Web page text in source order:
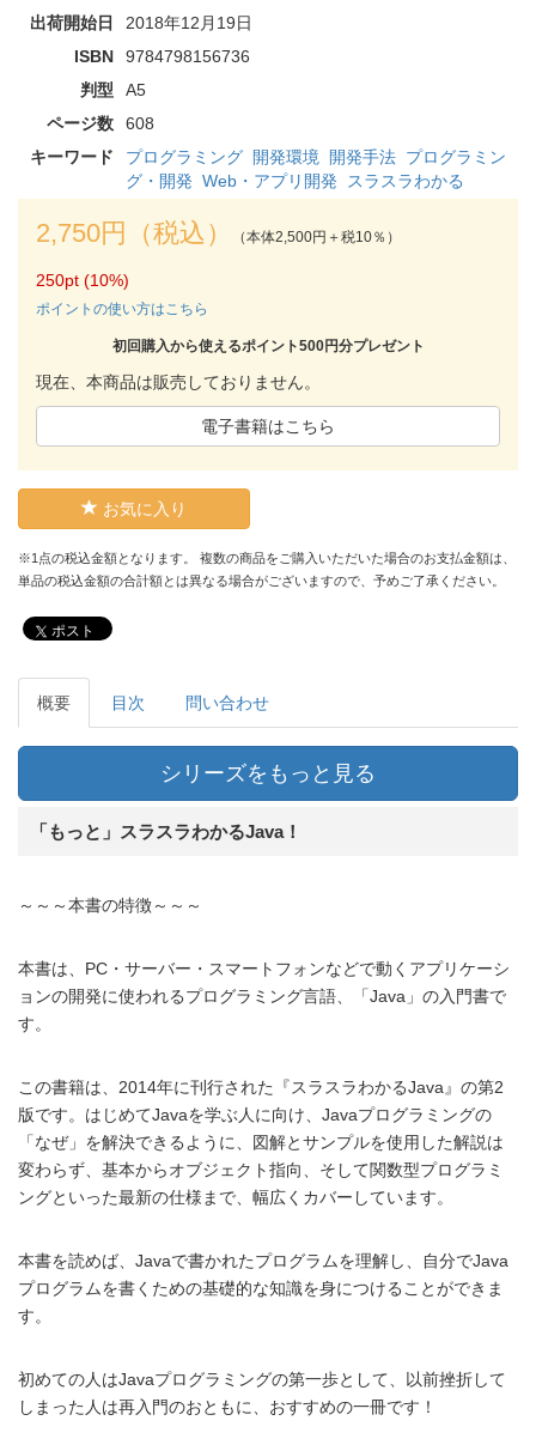
出荷開始日
2018年12月19日
ISBN
9784798156736
判型
A5
ページ数
608
キーワード
プログラミング 開発環境 開発手法 プログラミン
グ・開発 Web・アプリ開発 スラスラわかる
2,750円（税込） （本体2,500円＋税10％）
250pt (10%)
ポイントの使い方はこちら
初回購入から使えるポイント500円分プレゼント
現在、本商品は販売しておりません。
電子書籍はこちら
お気に入り
※1点の税込金額となります。 複数の商品をご購入いただいた場合のお支払金額は、
単品の税込金額の合計額とは異なる場合がございますので、予めご了承ください。
ポスト
概要 目次 問い合わせ
シリーズをもっと見る
「もっと」スラスラわかるJava！
～～～本書の特徴～～～
本書は、PC・サーバー・スマートフォンなどで動くアプリケーシ
ョンの開発に使われるプログラミング言語、「Java」の入門書で
す。
この書籍は、2014年に刊行された『スラスラわかるJava』の第2
版です。はじめてJavaを学ぶ人に向け、Javaプログラミングの
「なぜ」を解決できるように、図解とサンプルを使用した解説は
変わらず、基本からオブジェクト指向、そして関数型プログラミ
ングといった最新の仕様まで、幅広くカバーしています。
本書を読めば、Javaで書かれたプログラムを理解し、自分でJava
プログラムを書くための基礎的な知識を身につけることができま
す。
初めての人はJavaプログラミングの第一歩として、以前挫折して
しまった人は再入門のおともに、おすすめの一冊です！